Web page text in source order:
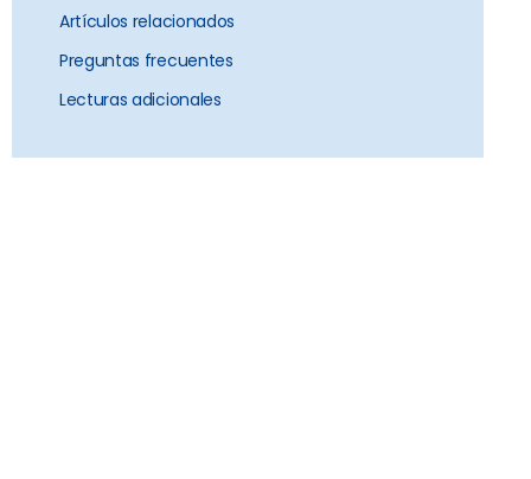
Artículos relacionados
Preguntas frecuentes
Lecturas adicionales